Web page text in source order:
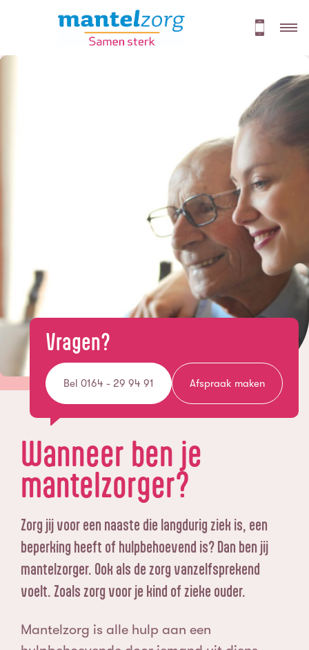
Vragen?
Bel 0164 - 29 94 91 Afspraak maken
Wanneer ben je
mantelzorger?
Zorg jij voor een naaste die langdurig ziek is, een
beperking heeft of hulpbehoevend is? Dan ben jij
mantelzorger. Ook als de zorg vanzelfsprekend
voelt. Zoals zorg voor je kind of zieke ouder.
Mantelzorg is alle hulp aan een